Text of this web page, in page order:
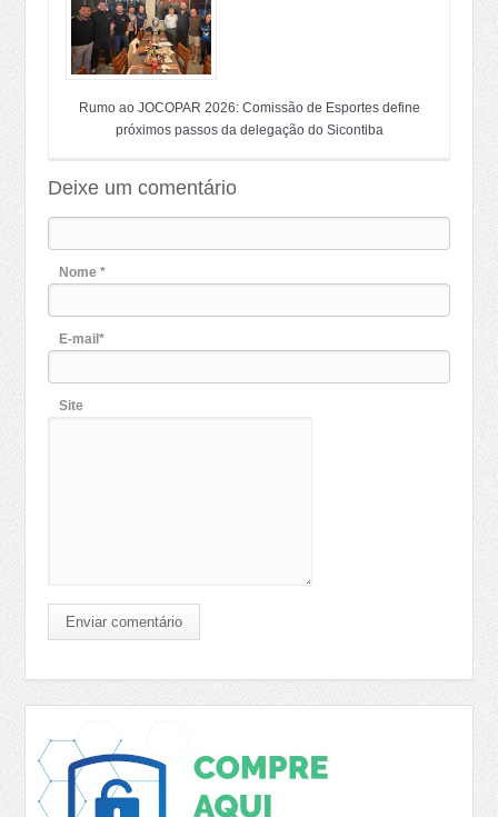
Rumo ao JOCOPAR 2026: Comissão de Esportes define
próximos passos da delegação do Sicontiba
Deixe um comentário
Nome *
E-mail*
Site
Enviar comentário